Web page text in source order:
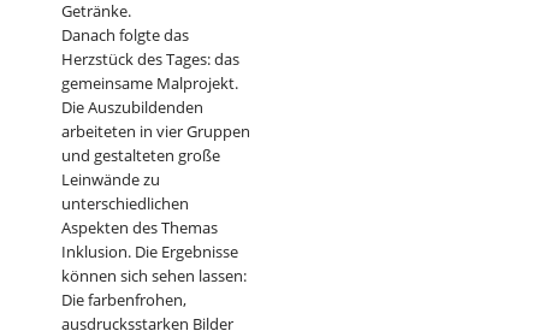
Getränke.
Danach folgte das
Herzstück des Tages: das
gemeinsame Malprojekt.
Die Auszubildenden
arbeiteten in vier Gruppen
und gestalteten große
Leinwände zu
unterschiedlichen
Aspekten des Themas
Inklusion. Die Ergebnisse
können sich sehen lassen:
Die farbenfrohen,
ausdrucksstarken Bilder